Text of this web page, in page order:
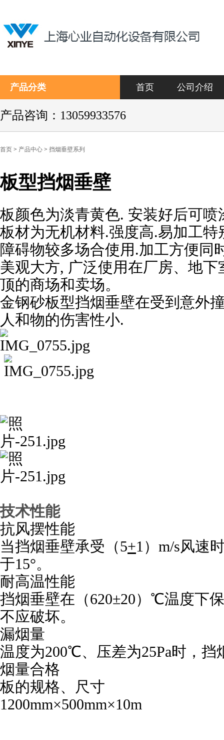
产品分类 首页 公司介绍
产品咨询：13059933576
首页 > 产品中心 > 挡烟垂壁系列
板型挡烟垂壁
关键词：金钢砂板型挡烟垂壁
板颜色为淡青黄色. 安装好后可
板材为无机材料.强度高.易加工
障碍物较多场合使用.加工方便同
美观大方, 广泛使用在厂房、地
顶的商场和卖场。
金钢砂板型挡烟垂壁在受到意外
人和物的伤害性小.
技术性能
抗风摆性能
当挡烟垂壁承受（5+1） m/s风速
于15°。
耐高温性能
挡烟垂壁在（620±20）℃温度下
不应破坏。
漏烟量
温度为200℃、压差为25Pa时，挡
烟量合格
板的规格、尺寸
1200mm×500mm×10m